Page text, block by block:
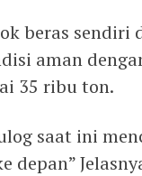
beras sendiri
aman
35 ribu ton.
saat ini
depan”